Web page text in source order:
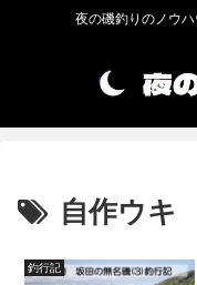
夜の磯釣りのノウ
自作ウキ
釣行記